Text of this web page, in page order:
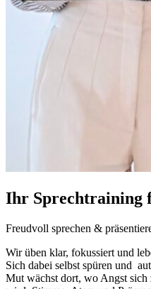
Ihr Sprechtraining
Freudvoll sprechen &
Wir üben klar, fokussiert und
Sich dabei selbst spüren und
Mut wächst dort, wo Angst sich